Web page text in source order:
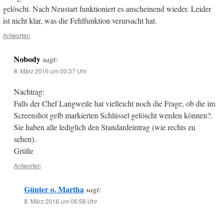
gelöscht. Nach Neustart funktioniert es anscheinend wieder. Leider
ist nicht klar, was die Fehlfunktion verursacht hat.
Antworten
Nobody sagt:
8. März 2016 um 00:37 Uhr
Nachtrag:
Falls der Chef Langweile hat vielleicht noch die Frage, ob die im
Screenshot gelb markierten Schlüssel gelöscht werden können?.
Sie haben alle lediglich den Standardeintrag (wie rechts zu
sehen).
Grüße
Antworten
Günter o. Martha sagt:
8. März 2016 um 06:58 Uhr